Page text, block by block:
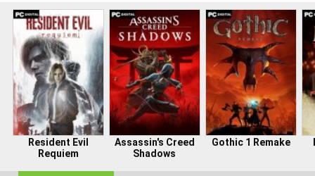
Resident Evil
Requiem
Assassin's Creed
Shadows
Gothic 1 Remake